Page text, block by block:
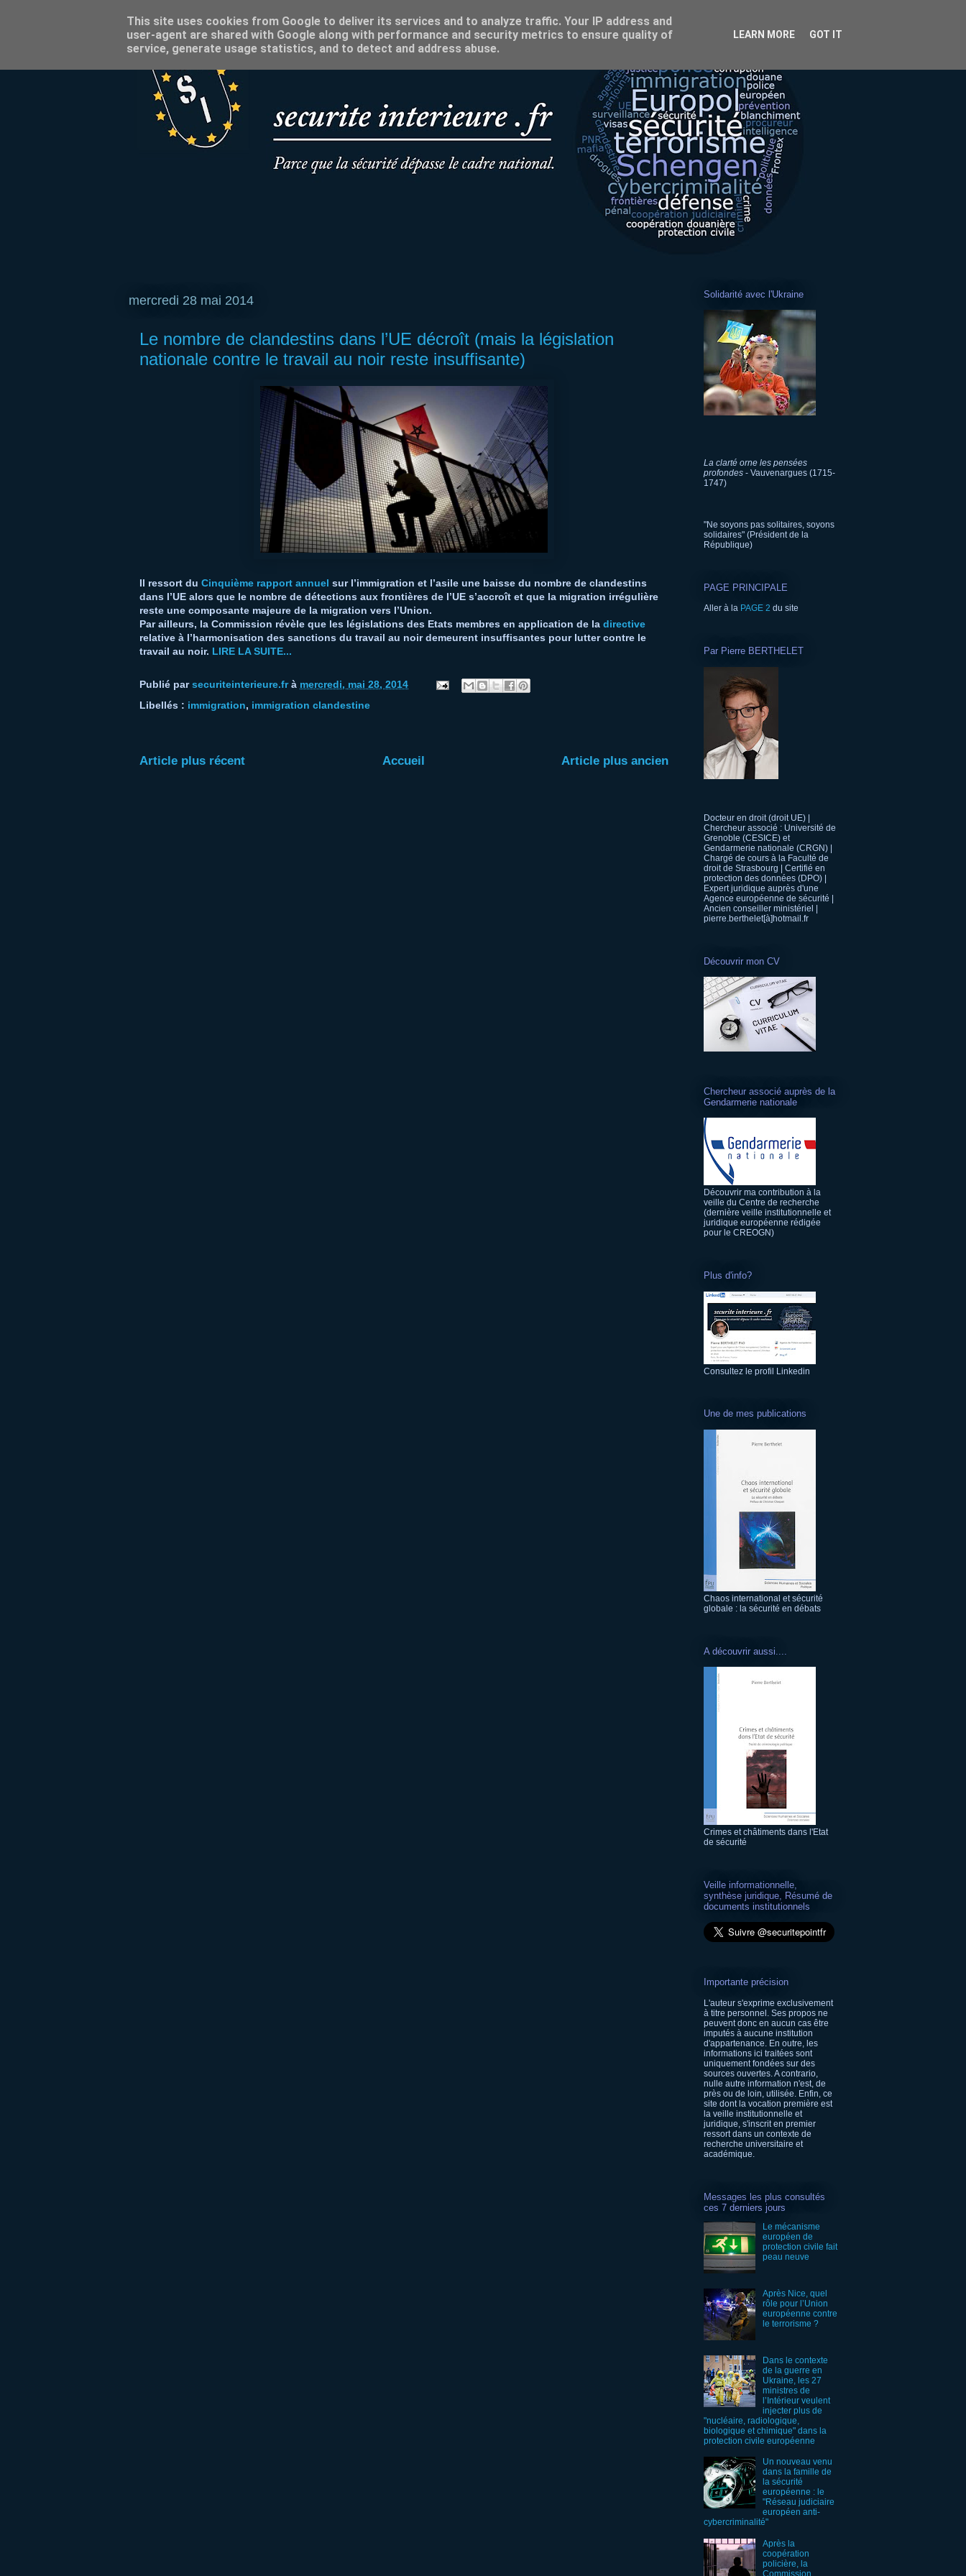
mercredi 28 mai 2014
Le nombre de clandestins dans l’UE décroît (mais la législation
nationale contre le travail au noir reste insuffisante)
Il ressort du Cinquième rapport annuel sur l’immigration et l’asile une baisse du nombre de clandestins
dans l’UE alors que le nombre de détections aux frontières de l’UE s’accroît et que la migration irrégulière
reste une composante majeure de la migration vers l’Union.
Par ailleurs, la Commission révèle que les législations des Etats membres en application de la directive
relative à l’harmonisation des sanctions du travail au noir demeurent insuffisantes pour lutter contre le
travail au noir. LIRE LA SUITE...
Publié parsecuriteinterieure.fr à mercredi, mai 28, 2014
Libellés : immigration, immigration clandestine
Article plus récent Article plus ancien
Accueil
Solidarité avec l'Ukraine
La clarté orne les pensées
profondes - Vauvenargues (1715-
1747)
"Ne soyons pas solitaires, soyons
solidaires" (Président de la
République)
PAGE PRINCIPALE
Aller à la PAGE 2 du site
Par Pierre BERTHELET
Docteur en droit (droit UE) |
Chercheur associé : Université de
Grenoble (CESICE) et
Gendarmerie nationale (CRGN) |
Chargé de cours à la Faculté de
droit de Strasbourg | Certifié en
protection des données (DPO) |
Expert juridique auprès d'une
Agence européenne de sécurité |
Ancien conseiller ministériel |
pierre.berthelet[à]hotmail.fr
Découvrir mon CV
Chercheur associé auprès de la
Gendarmerie nationale
Découvrir ma contribution à la
veille du Centre de recherche
(dernière veille institutionnelle et
juridique européenne rédigée
pour le CREOGN)
Plus d'info?
Consultez le profil Linkedin
Une de mes publications
Chaos international et sécurité
globale : la sécurité en débats
A découvrir aussi....
Crimes et châtiments dans l'Etat
de sécurité
Veille informationnelle,
synthèse juridique, Résumé de
documents institutionnels
Importante précision
L'auteur s'exprime exclusivement
à titre personnel. Ses propos ne
peuvent donc en aucun cas être
imputés à aucune institution
d'appartenance. En outre, les
informations ici traitées sont
uniquement fondées sur des
sources ouvertes. A contrario,
nulle autre information n'est, de
près ou de loin, utilisée. Enfin, ce
site dont la vocation première est
la veille institutionnelle et
juridique, s'inscrit en premier
ressort dans un contexte de
recherche universitaire et
académique.
Messages les plus consultés
ces 7 derniers jours
Le mécanisme
européen de
protection civile fait
peau neuve
Après Nice, quel
rôle pour l’Union
européenne contre
le terrorisme ?
Dans le contexte
de la guerre en
Ukraine, les 27
ministres de
l’Intérieur veulent
injecter plus de
"nucléaire, radiologique,
biologique et chimique" dans la
protection civile européenne
Un nouveau venu
dans la famille de
la sécurité
européenne : le
"Réseau judiciaire
européen anti-
cybercriminalité"
Après la
coopération
policière, la
Commission
This site uses cookies from Google to deliver its services and to analyze traffic. Your IP address and
user-agent are shared with Google along with performance and security metrics to ensure quality of
service, generate usage statistics, and to detect and address abuse.
LEARN MORE GOT IT